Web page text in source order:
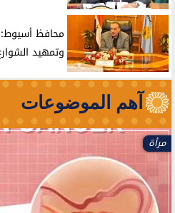
محافظ أسيوط:
وتمهيد
آهم الموضوعات
مرأة